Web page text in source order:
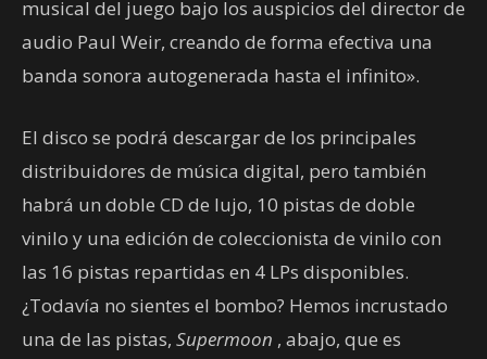
musical del juego bajo los auspicios del director de
audio Paul Weir, creando de forma efectiva una
banda sonora autogenerada hasta el infinito».
El disco se podrá descargar de los principales
distribuidores de música digital, pero también
habrá un doble CD de lujo, 10 pistas de doble
vinilo y una edición de coleccionista de vinilo con
las 16 pistas repartidas en 4 LPs disponibles.
¿Todavía no sientes el bombo? Hemos incrustado
una de las pistas, Supermoon , abajo, que es